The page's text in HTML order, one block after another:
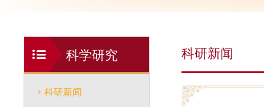
科学研究
科研新闻
科研新闻